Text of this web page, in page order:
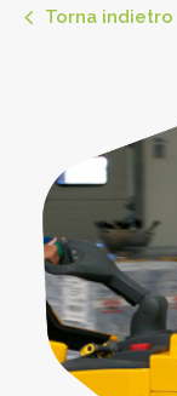
Torna indietro